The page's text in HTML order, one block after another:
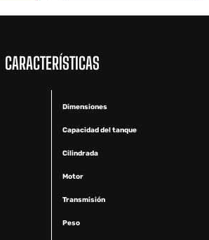
CARACTERÍSTICAS
Dimensiones
Capacidad del tanque
Cilindrada
Motor
Transmisión
Peso